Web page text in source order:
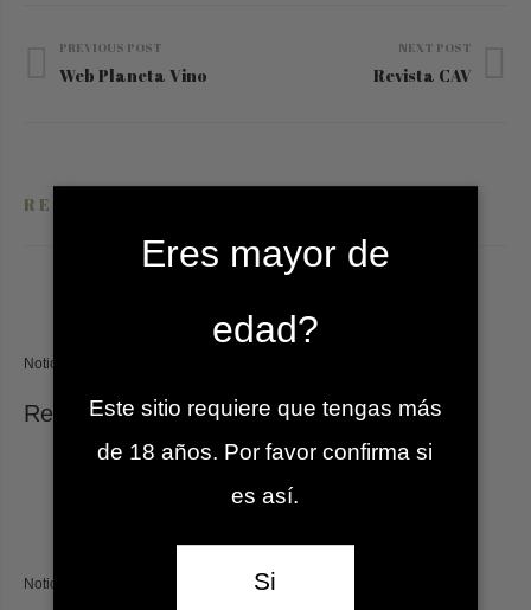
navigation
PREVIOUS POST
Web Planeta Vino
NEXT POST
Revista CAV
RELATED POSTS
Noticias
Revista Placeres
Noticias
Eres mayor de
edad?
Este sitio requiere que tengas más
de 18 años. Por favor confirma si
es así.
Si